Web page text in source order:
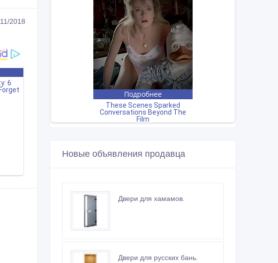
2018
Новые объявления продавца
Двери для хамамов.
Двери для русских бань.